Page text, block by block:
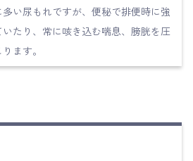
い尿もれですが、便秘で排便時に強
たり、常に咳き込む喘息、膀胱を圧
ます。